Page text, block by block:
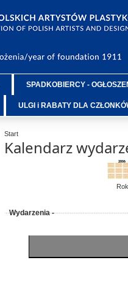
SPADKOBIERCY -
ULGI i RABATY DLA
Start
Kalendarz
Rok
Wydarzenia -